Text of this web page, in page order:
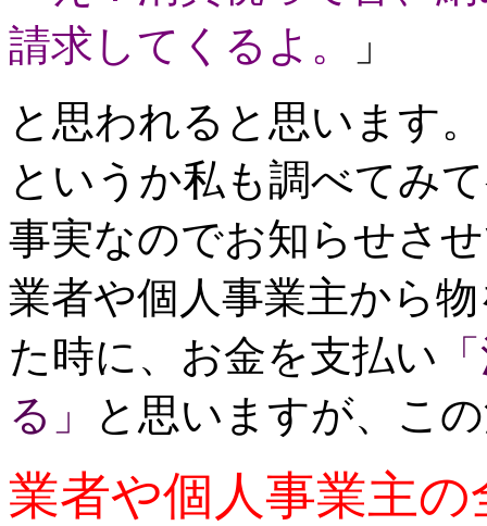
請求してくるよ。
」
と思われると思います。
というか私も調べてみ
事実なのでお知らせさ
業者や個人事業主から
た時に、お金を支払い
る」
と思いますが、こ
業者や個人事業主